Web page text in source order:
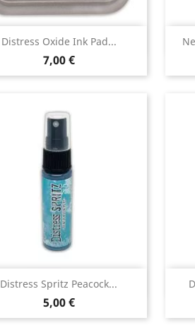
Distress Oxide Ink Pad...
7,00 €
Aperçu rapide
Distress Spritz Peacock...
5,00 €
Aperçu rapide